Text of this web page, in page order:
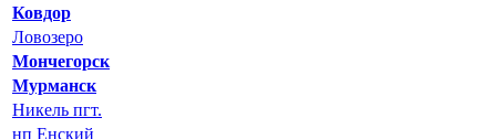
Ковдор
Ловозеро
Мончегорск
Мурманск
Никель пгт.
нп Енский